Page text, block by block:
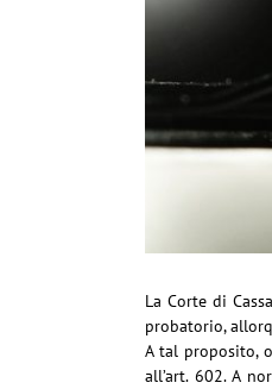
La Corte di
probatorio,
A tal proposito,
all’art. 602. A